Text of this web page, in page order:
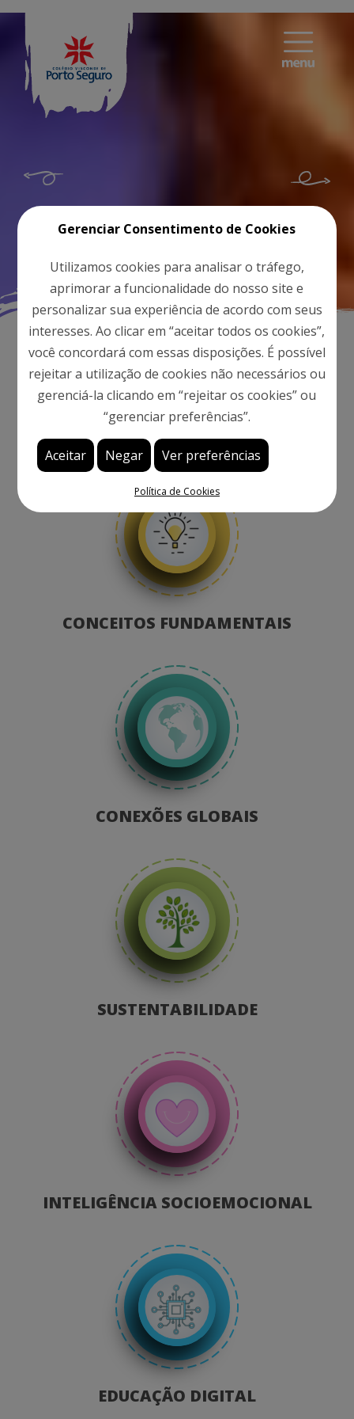
Competências
do Porto
CONCEITOS FUNDAMENTAIS
CONEXÕES GLOBAIS
SUSTENTABILIDADE
INTELIGÊNCIA SOCIOEMOCIONAL
EDUCAÇÃO DIGITAL
Gerenciar Consentimento de Cookies
Utilizamos cookies para analisar o tráfego,
aprimorar a funcionalidade do nosso site e
personalizar sua experiência de acordo com seus
interesses. Ao clicar em “aceitar todos os cookies”,
você concordará com essas disposições. É possível
rejeitar a utilização de cookies não necessários ou
gerenciá-la clicando em “rejeitar os cookies” ou
“gerenciar preferências”.
Aceitar Negar Ver preferências
Política de Cookies